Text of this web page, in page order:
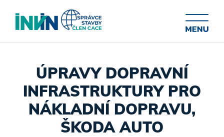
ÚPRAVY DOPRAVNÍ
INFRASTRUKTURY PRO
NÁKLADNÍ DOPRAVU,
ŠKODA AUTO